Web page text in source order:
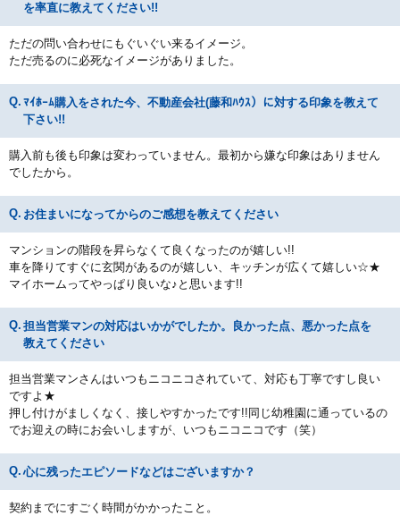
を率直に教えてください!!
ただの問い合わせにもぐいぐい来るイメージ。
ただ売るのに必死なイメージがありました。
ﾏｲﾎｰﾑ購入をされた今、不動産会社(藤和ﾊｳｽ）に対する印象を教えて
下さい!!
購入前も後も印象は変わっていません。最初から嫌な印象はありません
でしたから。
お住まいになってからのご感想を教えてください
マンションの階段を昇らなくて良くなったのが嬉しい!!
車を降りてすぐに玄関があるのが嬉しい、キッチンが広くて嬉しい☆★
マイホームってやっぱり良いな♪と思います!!
担当営業マンの対応はいかがでしたか。良かった点、悪かった点を
教えてください
担当営業マンさんはいつもニコニコされていて、対応も丁寧ですし良い
ですよ★
押し付けがましくなく、接しやすかったです!!同じ幼稚園に通っているの
でお迎えの時にお会いしますが、いつもニコニコです（笑）
心に残ったエピソードなどはございますか？
契約までにすごく時間がかかったこと。